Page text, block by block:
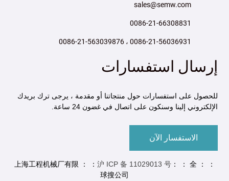
sales@semw.com
0086-21-66308831
0086-21-56036931 ، 0086-21-563039876
إرسال استفسارات
للحصول على استفسارات حول منتجاتنا أو مقدمة ، يرجى ترك بريدك
الإلكتروني إلينا وسنكون على اتصال في غضون 24 ساعة.
الاستفسار الآن
： ： 上海工程机械厂有限 ： ：
沪 ICP 备 11029013 号： ： 全
球搜公司